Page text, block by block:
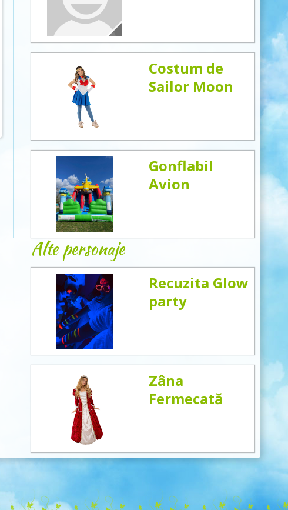
Costum de
Sailor Moon
Gonflabil
Avion
Alte personaje
Recuzita Glow
party
Zâna
Fermecată